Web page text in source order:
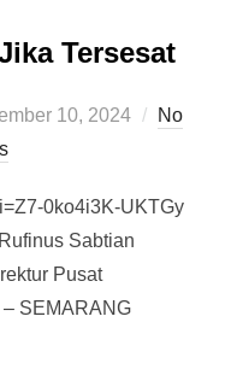
Tersesat
10, 2024
No
0ko4i3K-UKTGy
Sabtian
Pusat
SEMARANG